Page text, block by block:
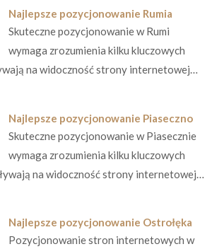
Najlepsze pozycjonowanie Rumia
Skuteczne pozycjonowanie w Rumi
wymaga zrozumienia kilku kluczowych
na widoczność strony internetowej…
Najlepsze pozycjonowanie Piaseczno
Skuteczne pozycjonowanie w Piasecznie
wymaga zrozumienia kilku kluczowych
na widoczność strony internetowej…
Najlepsze pozycjonowanie Ostrołęka
Pozycjonowanie stron internetowych w